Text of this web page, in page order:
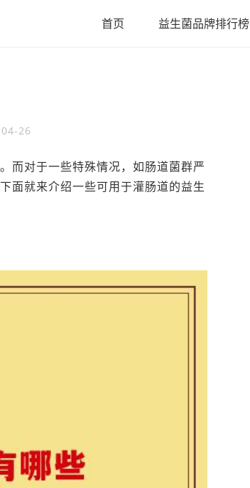
首页 益生菌品牌排行榜
26
而对于一些特殊情况，如肠道菌群严
面就来介绍一些可用于灌肠道的益生